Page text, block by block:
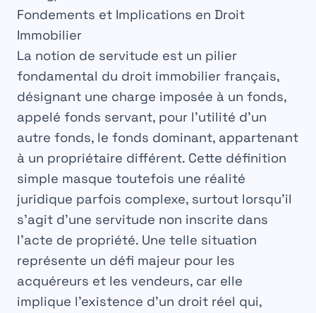
Fondements et Implications en Droit
Immobilier
La notion de servitude est un pilier
fondamental du droit immobilier français,
désignant une charge imposée à un fonds,
appelé fonds servant, pour l’utilité d’un
autre fonds, le fonds dominant, appartenant
à un propriétaire différent. Cette définition
simple masque toutefois une réalité
juridique parfois complexe, surtout lorsqu’il
s’agit d’une servitude non inscrite dans
l’acte de propriété. Une telle situation
représente un défi majeur pour les
acquéreurs et les vendeurs, car elle
implique l’existence d’un droit réel qui,